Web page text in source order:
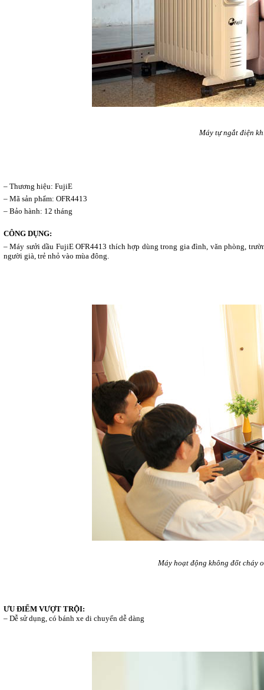
Máy tự ngắt điện
– Thương hiệu: FujiE
– Mã sản phẩm: OFR4413
– Bảo hành: 12 tháng
CÔNG DỤNG:
– Máy sưởi dầu FujiE OFR4413 thích hợp dùng trong gia đình, văn phòng,
người già, trẻ nhỏ vào mùa đông.
Máy hoạt động không đốt cháy
ƯU ĐIỂM VƯỢT TRỘI:
– Dễ sử dụng, có bánh xe di chuyển dễ dàng